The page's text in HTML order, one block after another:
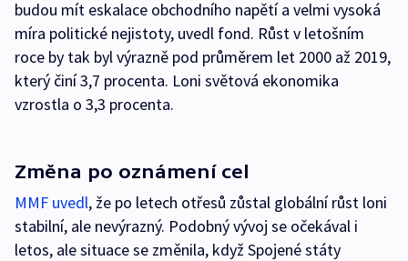
budou mít eskalace obchodního napětí a velmi vysoká
míra politické nejistoty, uvedl fond. Růst v letošním
roce by tak byl výrazně pod průměrem let 2000 až 2019,
který činí 3,7 procenta. Loni světová ekonomika
vzrostla o 3,3 procenta.
Změna po oznámení cel
MMF uvedl, že po letech otřesů zůstal globální růst loni
stabilní, ale nevýrazný. Podobný vývoj se očekával i
letos, ale situace se změnila, když Spojené státy